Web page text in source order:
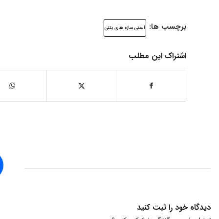
برچسب ها: ایمنی سازه های بتنی
اشتراک این مطلب
دیدگاه خود را ثبت کنید